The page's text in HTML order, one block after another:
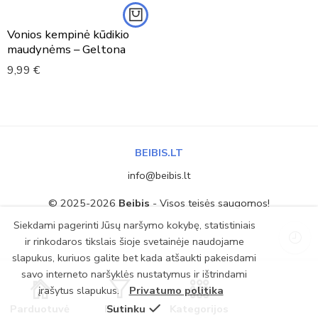
Vonios kempinė kūdikio
maudynėms – Geltona
9,99 €
BEIBIS.LT
info@beibis.lt
© 2025-2026 Beibis - Visos teisės saugomos!
Filtrai
Siekdami pagerinti Jūsų naršymo kokybę, statistiniais
ir rinkodaros tikslais šioje svetainėje naudojame
slapukus, kuriuos galite bet kada atšaukti pakeisdami
savo interneto naršyklės nustatymus ir ištrindami
įrašytus slapukus.
Privatumo politika
Sutinku